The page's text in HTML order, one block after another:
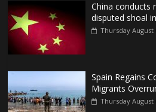
China conducts
disputed shoal
Thursday August
Spain Regains
Migrants
Thursday August